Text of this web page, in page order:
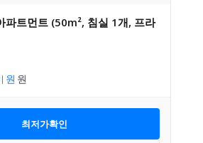
파트먼트 (50m², 침실 1개, 프라
최저가확인